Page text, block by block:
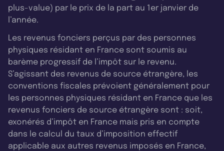
plus-value) par le prix de la part au 1er janvier de
l’année.
Les revenus fonciers perçus par des personnes
physiques résidant en France sont soumis au
barème progressif de l’impôt sur le revenu.
S’agissant des revenus de source étrangère, les
conventions fiscales prévoient généralement pour
les personnes physiques résidant en France que les
revenus fonciers de source étrangère sont : soit,
exonérés d’impôt en France mais pris en compte
dans le calcul du taux d’imposition effectif
applicable aux autres revenus imposés en France,